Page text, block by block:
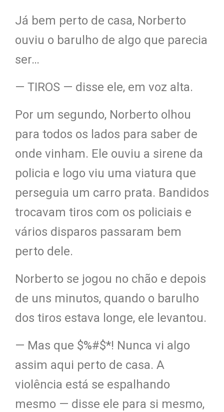
Já bem perto de casa, Norberto
ouviu o barulho de algo que parecia
ser…
— TIROS — disse ele, em voz alta.
Por um segundo, Norberto olhou
para todos os lados para saber de
onde vinham. Ele ouviu a sirene da
policia e logo viu uma viatura que
perseguia um carro prata. Bandidos
trocavam tiros com os policiais e
vários disparos passaram bem
perto dele.
Norberto se jogou no chão e depois
de uns minutos, quando o barulho
dos tiros estava longe, ele levantou.
— Mas que $%#$*! Nunca vi algo
assim aqui perto de casa. A
violência está se espalhando
mesmo — disse ele para si mesmo,